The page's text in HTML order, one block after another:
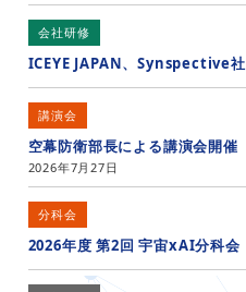
会社研修
ICEYE JAPAN、Synspective社
講演会
空幕防衛部長による講演会開催
2026年7月27日
分科会
2026年度 第2回 宇宙xAI分科会